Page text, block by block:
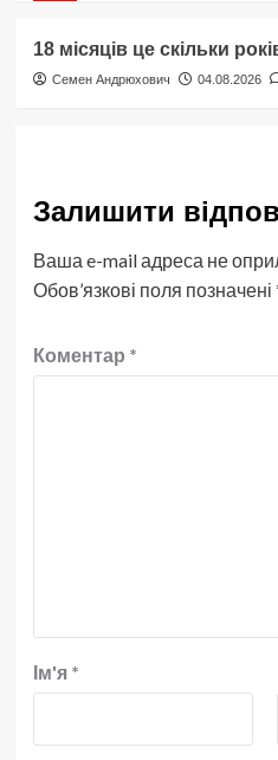
18 місяців це скільки
Семен Андрюхович 04.08.2026
Залишити
Ваша e-mail адреса не
Обов’язкові поля позначені
Коментар *
Ім'я *